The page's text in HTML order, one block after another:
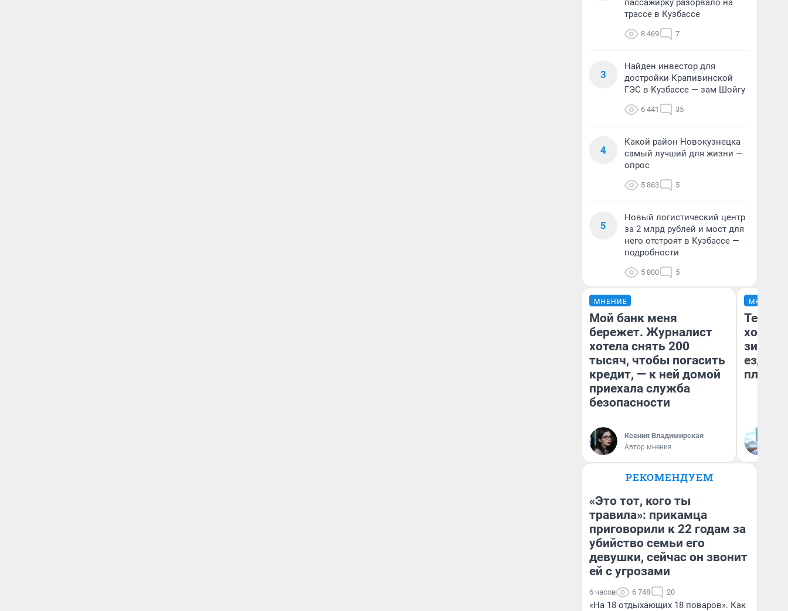
пассажирку разорвало на
трассе в Кузбассе
8 469 7
3
Найден инвестор для
достройки Крапивинской
ГЭС в Кузбассе — зам Шойгу
6 441 35
4
Какой район Новокузнецка
самый лучший для жизни —
опрос
5 863 5
5
Новый логистический центр
за 2 млрд рублей и мост для
него отстроят в Кузбассе —
подробности
5 800 5
МНЕНИЕ
Мой банк меня
бережет. Журналист
хотела снять 200
тысяч, чтобы погасить
кредит, — к ней домой
приехала служба
безопасности
Ксения Владимирская
Автор мнения
МНЕНИЕ
Тепло
зимой.
ездит
плюсы
РЕКОМЕНДУЕМ
«Это тот, кого ты
травила»: прикамца
приговорили к 22 годам за
убийство семьи его
девушки, сейчас он звонит
ей с угрозами
6 часов 6 748 20
«На 18 отдыхающих 18 поваров». Как